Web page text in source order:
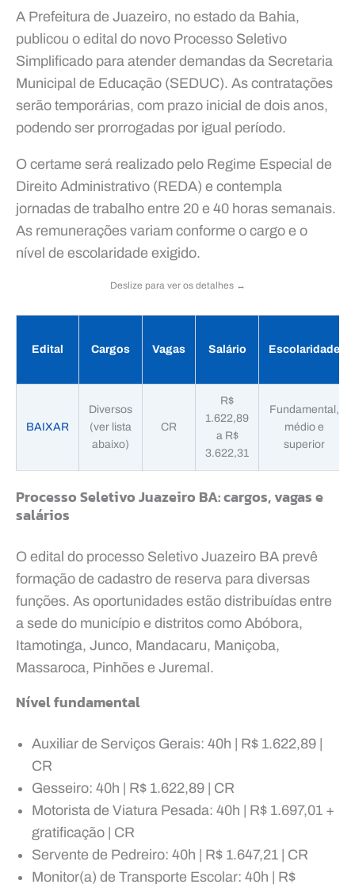
A Prefeitura de Juazeiro, no estado da Bahia,
publicou o edital do novo Processo Seletivo
Simplificado para atender demandas da Secretaria
Municipal de Educação (SEDUC). As contratações
serão temporárias, com prazo inicial de dois anos,
podendo ser prorrogadas por igual período.
O certame será realizado pelo Regime Especial de
Direito Administrativo (REDA) e contempla
jornadas de trabalho entre 20 e 40 horas semanais.
As remunerações variam conforme o cargo e o
nível de escolaridade exigido.
Deslize para ver os detalhes ↔️
Edital Cargos Vagas Salário Escolaridade
BAIXAR
Diversos
(ver lista
abaixo)
CR
R$
1.622,89
a R$
3.622,31
Fundamental,
médio e
superior
Processo Seletivo Juazeiro BA: cargos, vagas e
salários
O edital do processo Seletivo Juazeiro BA prevê
formação de cadastro de reserva para diversas
funções. As oportunidades estão distribuídas entre
a sede do município e distritos como Abóbora,
Itamotinga, Junco, Mandacaru, Maniçoba,
Massaroca, Pinhões e Juremal.
Nível fundamental
Auxiliar de Serviços Gerais: 40h | R$ 1.622,89 |
CR
Gesseiro: 40h | R$ 1.622,89 | CR
Motorista de Viatura Pesada: 40h | R$ 1.697,01 +
gratificação | CR
Servente de Pedreiro: 40h | R$ 1.647,21 | CR
Monitor(a) de Transporte Escolar: 40h | R$